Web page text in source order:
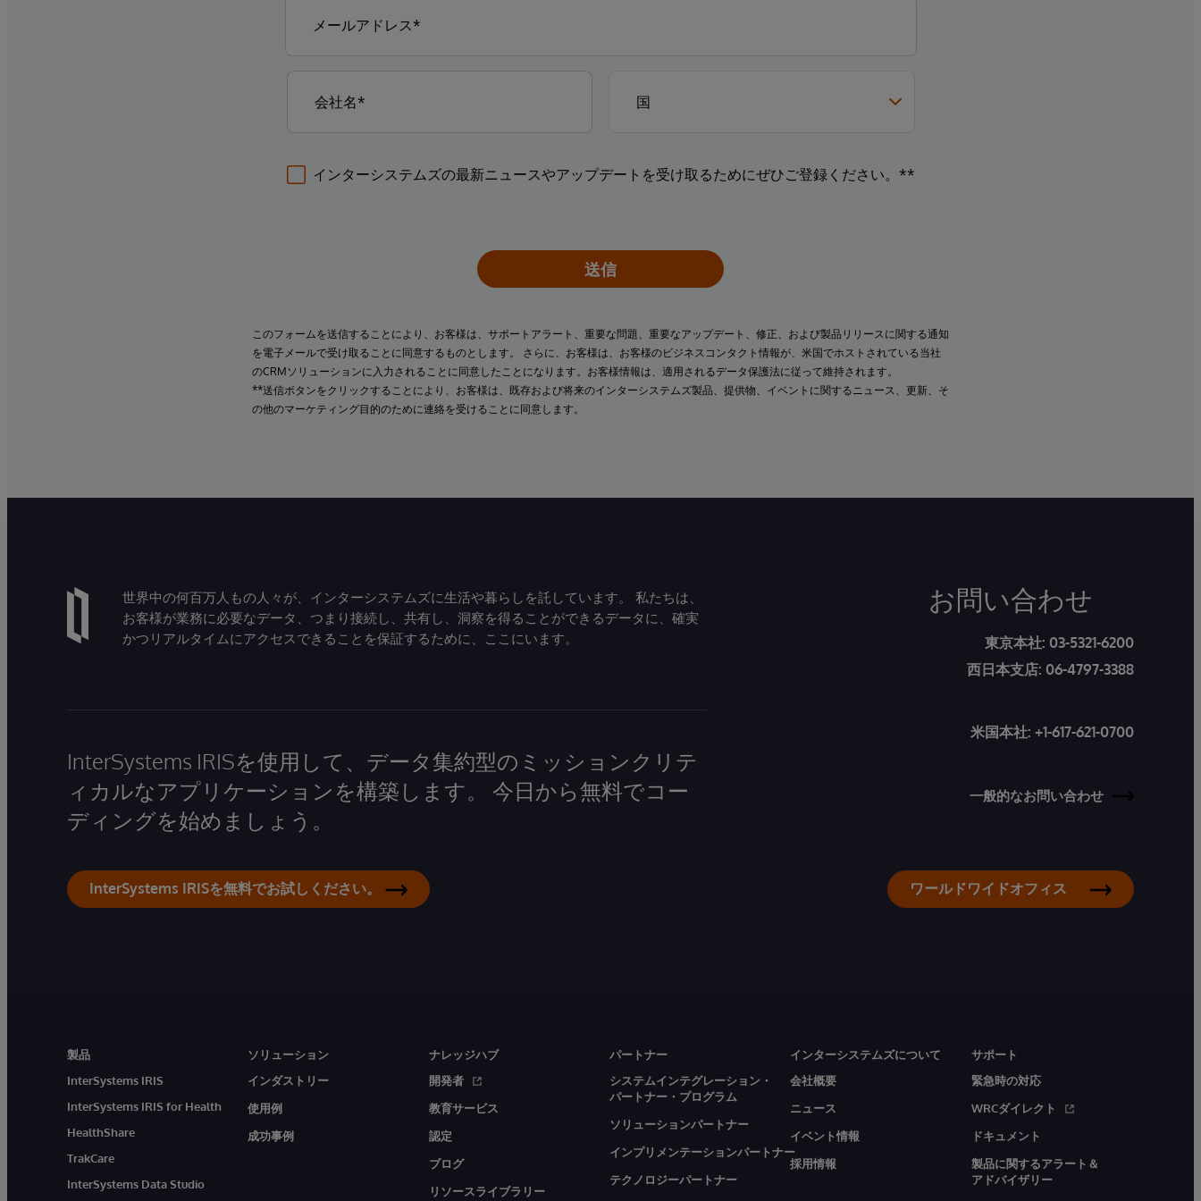
インターシステムズの最新ニュースやアップデートを受け取るためにぜひご登録ください。**
送信
このフォームを送信することにより、お客様は、サポートアラート、重要な問題、重要なアップデート、修正、および製品リリースに関する通知
を電子メールで受け取ることに同意するものとします。 さらに、お客様は、お客様のビジネスコンタクト情報が、米国でホストされている当社
のCRMソリューションに入力されることに同意したことになります。お客様情報は、適用されるデータ保護法に従って維持されます。
**送信ボタンをクリックすることにより、お客様は、既存および将来のインターシステムズ製品、提供物、イベントに関するニュース、更新、そ
の他のマーケティング目的のために連絡を受けることに同意します。
世界中の何百万人もの人々が、インターシステムズに生活や暮らしを託しています。 私たちは、
お客様が業務に必要なデータ、つまり接続し、共有し、洞察を得ることができるデータに、確実
かつリアルタイムにアクセスできることを保証するために、ここにいます。
InterSystems IRISを使用して、データ集約型のミッションクリテ
ィカルなアプリケーションを構築します。 今日から無料でコー
ディングを始めましょう。
InterSystems IRISを無料でお試しください。
お問い合わせ
東京本社: 03-5321-6200
西日本支店: 06-4797-3388
米国本社: +1-617-621-0700
一般的なお問い合わせ
ワールドワイドオフィス
製品
InterSystems IRIS
InterSystems IRIS for Health
HealthShare
TrakCare
InterSystems Data Studio
ソリューション
インダストリー
使用例
成功事例
ナレッジハブ
開発者
教育サービス
認定
ブログ
リソースライブラリー
パートナー
システムインテグレーション・
パートナー・プログラム
ソリューションパートナー
インプリメンテーションパートナー
テクノロジーパートナー
インターシステムズについて
会社概要
ニュース
イベント情報
採用情報
サポート
緊急時の対応
WRCダイレクト
ドキュメント
製品に関するアラート＆
アドバイザリー